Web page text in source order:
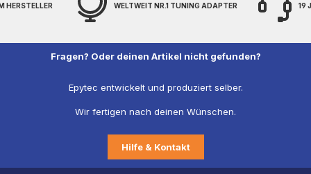
HERSTELLER WELTWEIT NR.1 TUNING ADAPTER 19
Fragen? Oder deinen Artikel nicht gefunden?
Epytec entwickelt und produziert selber.
Wir fertigen nach deinen Wünschen.
Hilfe & Kontakt